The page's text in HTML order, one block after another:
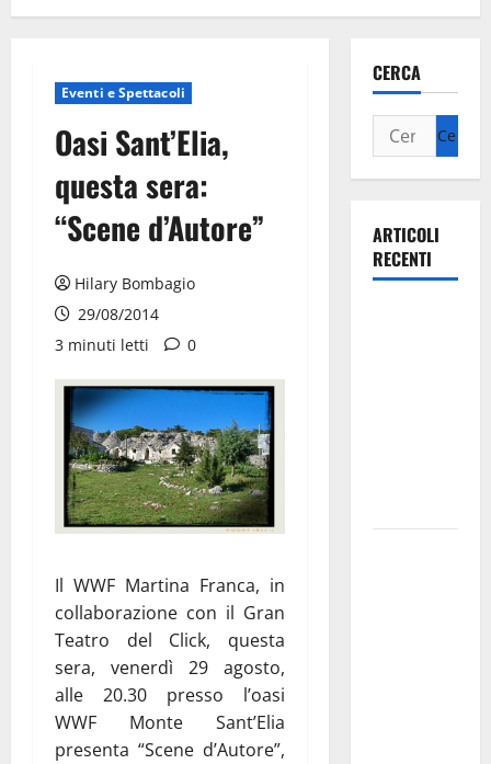
Eventi e Spettacoli
Oasi Sant’Elia,
questa sera:
“Scene d’Autore”
Hilary Bombagio
29/08/2014
3 minuti letti
0
Il WWF Martina Franca, in
collaborazione con il Gran
Teatro del Click, questa
sera, venerdì 29 agosto,
alle 20.30 presso l’oasi
WWF Monte Sant’Elia
presenta “Scene d’Autore”,
CERCA
ARTICOLI
RECENTI